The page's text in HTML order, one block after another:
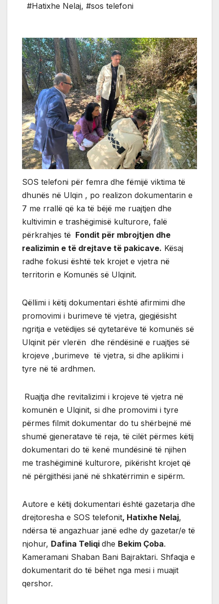
#Hatixhe Nelaj, #sos telefoni
SOS telefoni për femra dhe fëmijë viktima të
dhunës në Ulqin , po realizon dokumentarin e
7 me rrallë që ka të bëjë me ruajtjen dhe
kultivimin e trashëgimisë kulturore, falë
përkrahjes të Fondit për mbrojtjen dhe
realizimin e të drejtave të pakicave. Kësaj
radhe fokusi është tek krojet e vjetra në
territorin e Komunës së Ulqinit.
Qëllimi i këtij dokumentari është afirmimi dhe
promovimi i burimeve të vjetra, gjegjësisht
ngritja e vetëdijes së qytetarëve të komunës së
Ulqinit për vlerën dhe rëndësinë e ruajtjes së
krojeve ,burimeve të vjetra, si dhe aplikimi i
tyre në të ardhmen.
Ruajtja dhe revitalizimi i krojeve të vjetra në
komunën e Ulqinit, si dhe promovimi i tyre
përmes filmit dokumentar do tu shërbejnë më
shumë gjeneratave të reja, të cilët përmes këtij
dokumentari do të kenë mundësinë të njihen
me trashëgiminë kulturore, pikërisht krojet që
në përgjithësi janë në shkatërrimin e sipërm.
Autore e këtij dokumentari është gazetarja dhe
drejtoresha e SOS telefonit, Hatixhe Nelaj,
ndërsa të angazhuar janë edhe dy gazetar/e të
njohur, Dafina Teliqi dhe Bekim Çoba.
Kameramani Shaban Bani Bajraktari. Shfaqja e
dokumentarit do të bëhet nga mesi i muajit
qershor.